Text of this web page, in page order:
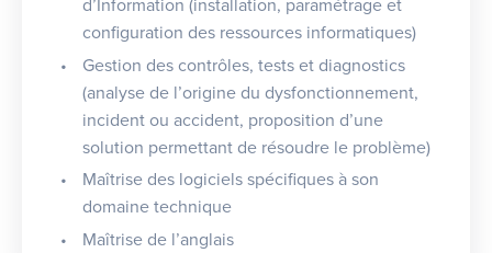
d’Information (installation, paramétrage et
configuration des ressources informatiques)
Gestion des contrôles, tests et diagnostics
(analyse de l’origine du dysfonctionnement,
incident ou accident, proposition d’une
solution permettant de résoudre le problème)
Maîtrise des logiciels spécifiques à son
domaine technique
Maîtrise de l’anglais